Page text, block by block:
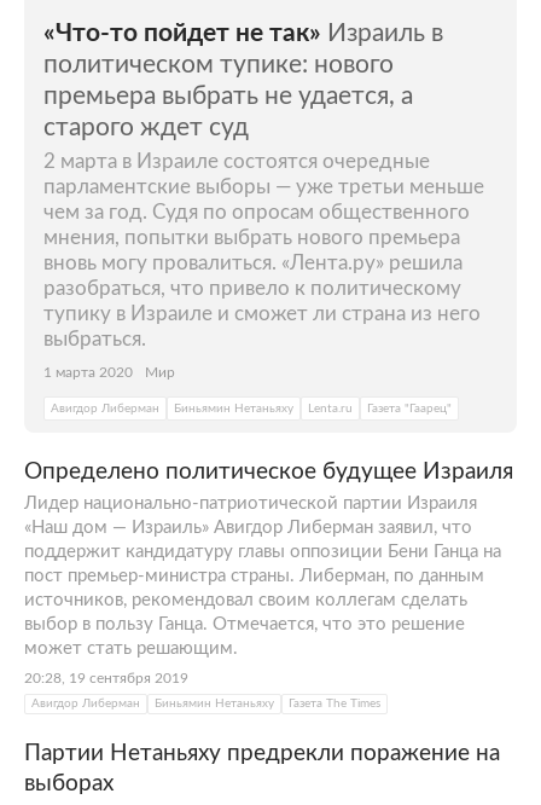
«Что-то пойдет не так» Израиль в
политическом тупике: нового
премьера выбрать не удается, а
старого ждет суд
2 марта в Израиле состоятся очередные
парламентские выборы — уже третьи меньше
чем за год. Судя по опросам общественного
мнения, попытки выбрать нового премьера
вновь могу провалиться. «Лента.ру» решила
разобраться, что привело к политическому
тупику в Израиле и сможет ли страна из него
выбраться.
1 марта 2020 Мир
Авигдор Либерман Биньямин Нетаньяху Lenta.ru Газета "Гаарец"
Определено политическое будущее Израиля
Лидер национально-патриотической партии Израиля
«Наш дом — Израиль» Авигдор Либерман заявил, что
поддержит кандидатуру главы оппозиции Бени Ганца на
пост премьер-министра страны. Либерман, по данным
источников, рекомендовал своим коллегам сделать
выбор в пользу Ганца. Отмечается, что это решение
может стать решающим.
20:28, 19 сентября 2019
Авигдор Либерман Биньямин Нетаньяху Газета The Times
Партии Нетаньяху предрекли поражение на
выборах